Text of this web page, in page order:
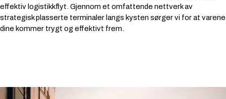
effektiv logistikkflyt. Gjennom et omfattende nettverk av
strategisk plasserte terminaler langs kysten sørger vi for at varene
dine kommer trygt og effektivt frem.